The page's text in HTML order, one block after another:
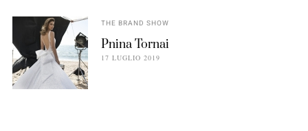
THE BRAND SHOW
Pnina Tornai
17 LUGLIO 2019